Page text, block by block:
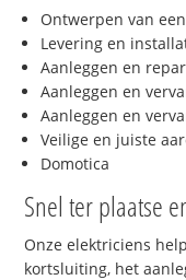
Ontwerpen van
Levering en
Aanleggen en
Aanleggen en
Aanleggen en
Veilige en juiste
Domotica
Snel ter plaatse
Onze elektriciens
kortsluiting, het